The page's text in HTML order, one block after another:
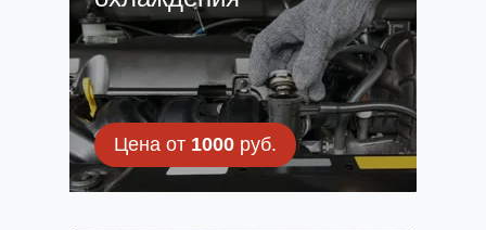
Цена от 1000руб.